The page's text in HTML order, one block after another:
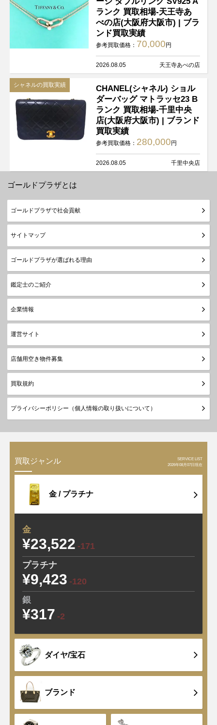
ランク 買取相場-天王寺あ
べの店(大阪府大阪市) | ブラ
ンド買取実績
参考買取価格： 70,000 円
2026.08.05 天王寺あべの店
シャネルの買取実績
CHANEL(シャネル) ショル
ダーバッグ マトラッセ23 B
ランク 買取相場-千里中央
店(大阪府大阪市) | ブランド
買取実績
参考買取価格： 280,000 円
2026.08.05 千里中央店
ゴールドプラザとは
ゴールドプラザで社会貢献
サイトマップ
ゴールドプラザが選ばれる理由
鑑定士のご紹介
企業情報
運営サイト
店舗用空き物件募集
買取規約
プライバシーポリシー（個人情報の取り扱いについて）
買取ジャンル
SERVICE LIST
2026年08月07日現在
金 / プラチナ
金
¥23,522 -171
プラチナ
¥9,423 -120
銀
¥317 -2
ダイヤ/宝石
ブランド